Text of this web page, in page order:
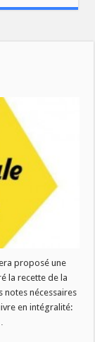
proposé une
la recette de la
notes nécessaires
en intégralité: